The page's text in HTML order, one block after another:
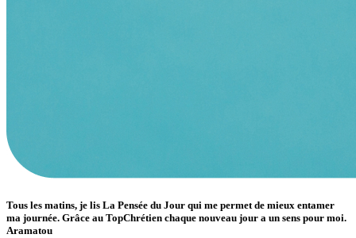
Tous les matins, je lis La Pensée du Jour qui me permet de mieux entamer
ma journée. Grâce au TopChrétien chaque nouveau jour a un sens pour moi.
Aramatou